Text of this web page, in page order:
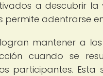
a descubrir
permite adentrarse
mantener a
cuando se
participantes. Esta